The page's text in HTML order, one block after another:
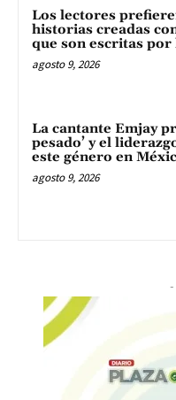
Los lectores
historias creadas
que son escritas por
agosto 9, 2026
La cantante Emjay
pesado’ y el
este género en
agosto 9, 2026
-